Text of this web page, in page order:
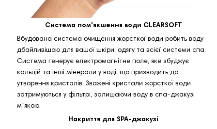
Система пом'якшення води CLEARSOFT
Вбудована система очищення жорсткої води робить воду
дбайливішою для вашої шкіри, одягу та всієї системи спа.
Система генерує електромагнітне поле, яке збуджує
кальцій та інші мінерали у воді, що призводить до
утворення кристалів. Зважені кристали жорсткої води
затримуються у фільтрі, залишаючи воду в спа-джакузі
мʼякою.
Накриття для SPA-джакузі